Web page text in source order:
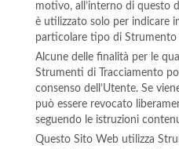
motivo, all’interno di questo
è utilizzato solo per indicare
particolare tipo di Strumento
Alcune delle finalità per le
Strumenti di Tracciamento
consenso dell’Utente. Se
può essere revocato
seguendo le istruzioni
Questo Sito Web utilizza